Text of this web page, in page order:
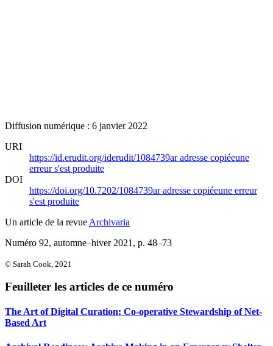
Diffusion numérique : 6 janvier 2022
URI
https://id.erudit.org/iderudit/1084739aradresse copiéeune
erreur s'est produite
DOI
https://doi.org/10.7202/1084739aradresse copiéeune erreur
s'est produite
Un article de la revue Archivaria
Numéro 92, automne–hiver 2021 , p. 48–73
© Sarah Cook, 2021
Feuilleter les articles de ce numéro
The Art of Digital Curation: Co-operative Stewardship of Net-
Based Art